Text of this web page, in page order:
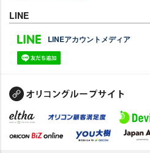
LINE
LINEアカウントメディア